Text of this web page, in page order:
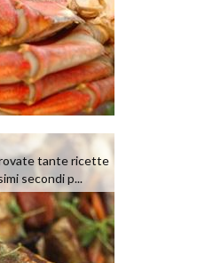
tante ricette
secondi p...